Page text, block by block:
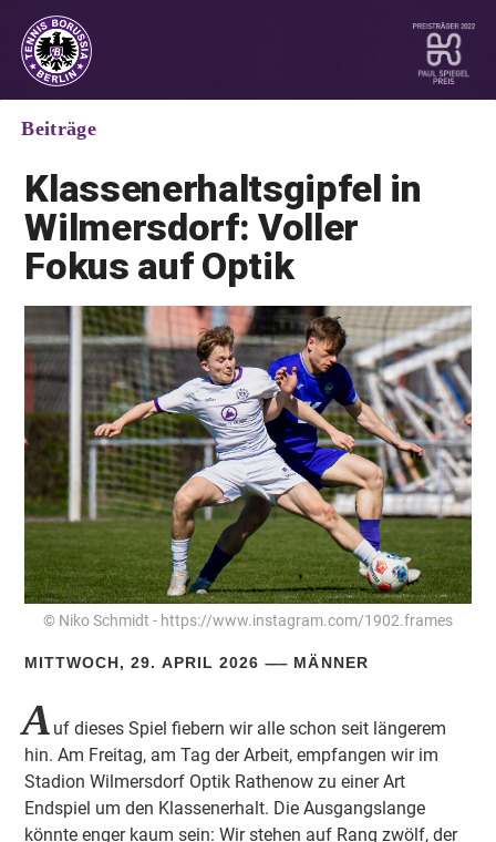
Beiträge
Klassenerhaltsgipfel in
Wilmersdorf: Voller
Fokus auf Optik
© Niko Schmidt - https://www.instagram.com/1902.frames
MITTWOCH, 29. APRIL 2026 MÄNNER
A uf dieses Spiel fiebern wir alle schon seit längerem
hin. Am Freitag, am Tag der Arbeit, empfangen wir im
Stadion Wilmersdorf Optik Rathenow zu einer Art
Endspiel um den Klassenerhalt. Die Ausgangslange
könnte enger kaum sein: Wir stehen auf Rang zwölf, der